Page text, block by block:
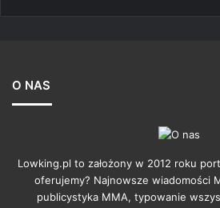
O NAS
Lowking.pl to założony w 2012 roku
oferujemy? Najnowsze wiadomości
publicystyka MMA, typowanie